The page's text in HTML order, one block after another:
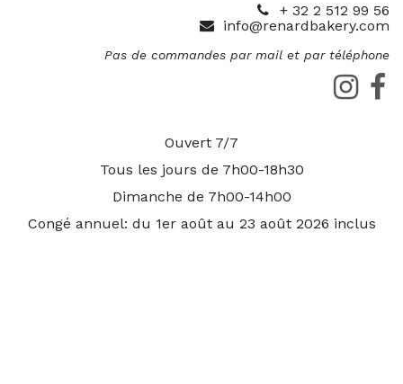
+ 32 2 512 99 56
info@renardbakery.com
Pas de commandes par mail et par téléphone
Ouvert 7/7
Tous les jours de 7h00-18h30
Dimanche de 7h00-14h00
Congé annuel: du 1er août au 23 août 2026 inclus